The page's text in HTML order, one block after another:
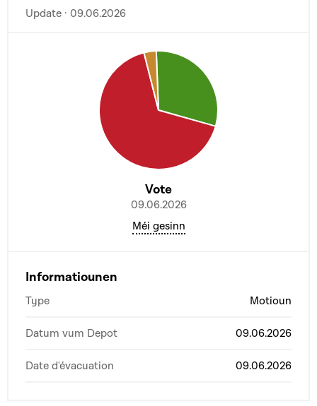
Update · 09.06.2026
Vote
09.06.2026
Méi gesinn
Informatiounen
Type Motioun
Datum vum Depot 09.06.2026
Date d'évacuation 09.06.2026